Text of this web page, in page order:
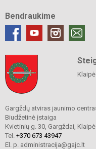
Bendraukime
Gargždų atviras jaunimo
Biudžetinė įstaiga
Kvietinių g. 30, Gargždai,
Tel. +370 673 43947
El. p. administracija@gajc.lt